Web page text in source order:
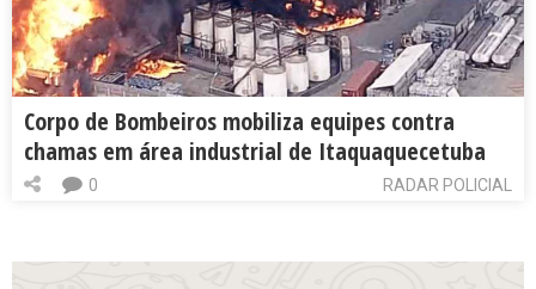
Corpo de Bombeiros mobiliza equipes contra
chamas em área industrial de Itaquaquecetuba
RADAR POLICIAL
0